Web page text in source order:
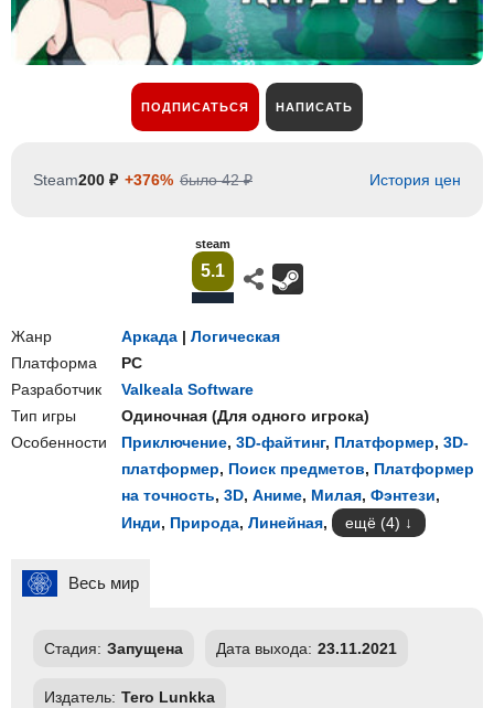
ПОДПИСАТЬСЯ НАПИСАТЬ
Steam200 ₽ +376% было 42 ₽ История цен
steam
5.1
Жанр Аркада | Логическая
Платформа
PC
Разработчик
Valkeala Software
Тип игры
Одиночная (Для одного игрока)
Особенности
Приключение, 3D-файтинг, Платформер, 3D-
платформер, Поиск предметов, Платформер
на точность, 3D, Аниме, Милая, Фэнтези,
Инди, Природа, Линейная, ещё (4)
Весь мир
Стадия: Запущена Дата выхода: 23.11.2021
Издатель: Tero Lunkka